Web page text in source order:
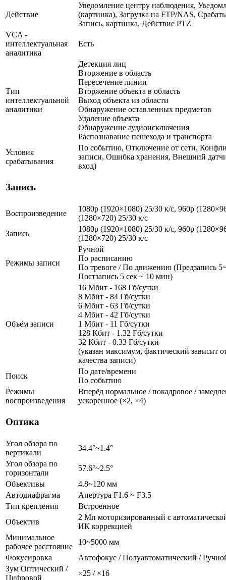
Действие
Уведомление центру наблюдения,
(картинка), Загрузка на FTP/NAS,
Запись, картинка, Действие PTZ
VCA -
интеллектуальная
аналитика
Есть
Тип
интеллектуальной
аналитики
Детекция лиц
Вторжение в область
Пересечение линии
Вторжение объекта в область
Выход объекта из области
Обнаружение оставленных предметов
Удаление объекта
Обнаружение аудиоисключения
Распознавание пешехода и транспорта
Условия
срабатывания
По событию, Отключение от сети,
записи, Ошибка хранения, Внешний
вход)
Запись
Воспроизведение
1080p (1920×1080) 25/30 к/с, 960p
(1280×720) 25/30 к/с
Запись
1080p (1920×1080) 25/30 к/с, 960p
(1280×720) 25/30 к/с
Режимы записи
Ручной
По расписанию
По тревоге / По движению (Предзапись
Постзапись 5 сек ~ 10 мин)
Объём записи
16 Мбит - 168 Гб/сутки
8 Мбит - 84 Гб/сутки
6 Мбит - 63 Гб/сутки
4 Мбит - 42 Гб/сутки
1 Мбит - 11 Гб/сутки
128 Кбит - 1.32 Гб/сутки
32 Кбит - 0.33 Гб/сутки
(указан максимум, фактический зависит
качества записи)
Поиск
По дате/времени
По событию
Режимы
воспроизведения
Вперёд нормальное / покадровое /
ускоренное (×2, ×4)
Оптика
Угол обзора по
вертикали
34.4°~1.4°
Угол обзора по
горизонтали
57.6°~2.5°
Объективы
4.8~120 мм
Автодиафрагма
Апертура F1.6 ~ F3.5
Тип крепления
Встроенное
Объектив
2 Мп моторизированный с
ИК коррекцией
Минимальное
рабочее расстояние
10~5000 мм
Фокусировка
Автофокус / Полуавтоматический /
Зум Оптический /
Цифровой
×25 / ×16